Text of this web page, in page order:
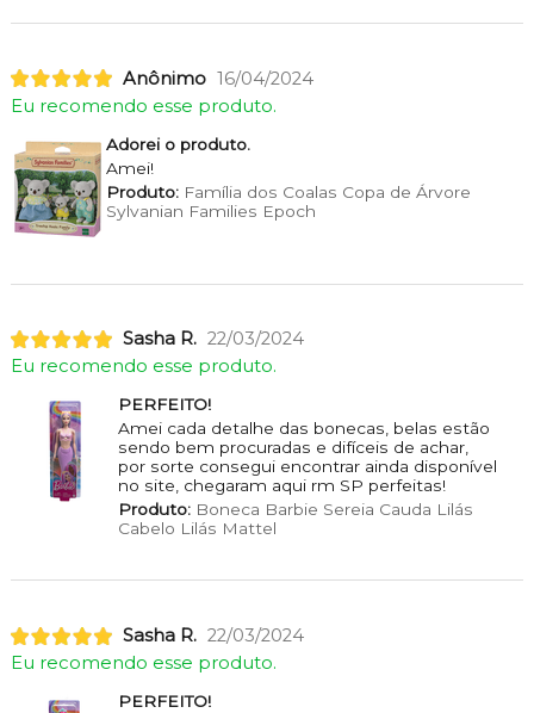
Anônimo 16/04/2024
Eu recomendo esse produto.
Adorei o produto.
Amei!
Produto:Família dos Coalas Copa de Árvore
Sylvanian Families Epoch
Sasha R. 22/03/2024
Eu recomendo esse produto.
PERFEITO!
Amei cada detalhe das bonecas, belas estão
sendo bem procuradas e difíceis de achar,
por sorte consegui encontrar ainda disponível
no site, chegaram aqui rm SP perfeitas!
Produto:Boneca Barbie Sereia Cauda Lilás
Cabelo Lilás Mattel
Sasha R. 22/03/2024
Eu recomendo esse produto.
PERFEITO!